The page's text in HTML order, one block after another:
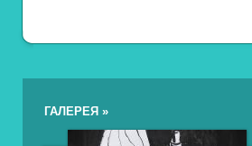
ГАЛЕРЕЯ »